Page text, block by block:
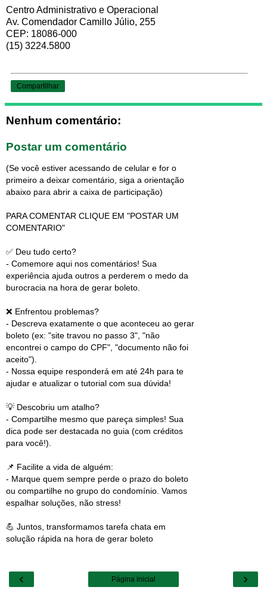
Centro Administrativo e Operacional
Av. Comendador Camillo Júlio, 255
CEP: 18086-000
(15) 3224.5800
Compartilhar
Nenhum comentário:
Postar um comentário
(Se você estiver acessando de celular e for o
primeiro a deixar comentário, siga a orientação
abaixo para abrir a caixa de participação)
PARA COMENTAR CLIQUE EM "POSTAR UM
COMENTARIO"
✅ Deu tudo certo?
- Comemore aqui nos comentários! Sua
experiência ajuda outros a perderem o medo da
burocracia na hora de gerar boleto.
❌ Enfrentou problemas?
- Descreva exatamente o que aconteceu ao gerar
boleto (ex: "site travou no passo 3", "não
encontrei o campo do CPF", "documento não foi
aceito").
- Nossa equipe responderá em até 24h para te
ajudar e atualizar o tutorial com sua dúvida!
💡 Descobriu um atalho?
- Compartilhe mesmo que pareça simples! Sua
dica pode ser destacada no guia (com créditos
para você!).
📌 Facilite a vida de alguém:
- Marque quem sempre perde o prazo do boleto
ou compartilhe no grupo do condomínio. Vamos
espalhar soluções, não stress!
💪 Juntos, transformamos tarefa chata em
solução rápida na hora de gerar boleto
‹ ›
Página inicial